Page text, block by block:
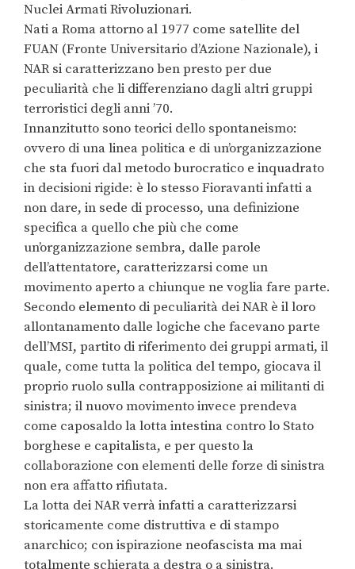
Nuclei Armati Rivoluzionari.
Nati a Roma attorno al 1977 come satellite del
FUAN (Fronte Universitario d’Azione Nazionale), i
NAR si caratterizzano ben presto per due
peculiarità che li differenziano dagli altri gruppi
terroristici degli anni ’70.
Innanzitutto sono teorici dello spontaneismo:
ovvero di una linea politica e di un’organizzazione
che sta fuori dal metodo burocratico e inquadrato
in decisioni rigide: è lo stesso Fioravanti infatti a
non dare, in sede di processo, una definizione
specifica a quello che più che come
un’organizzazione sembra, dalle parole
dell’attentatore, caratterizzarsi come un
movimento aperto a chiunque ne voglia fare parte.
Secondo elemento di peculiarità dei NAR è il loro
allontanamento dalle logiche che facevano parte
dell’MSI, partito di riferimento dei gruppi armati, il
quale, come tutta la politica del tempo, giocava il
proprio ruolo sulla contrapposizione ai militanti di
sinistra; il nuovo movimento invece prendeva
come caposaldo la lotta intestina contro lo Stato
borghese e capitalista, e per questo la
collaborazione con elementi delle forze di sinistra
non era affatto rifiutata.
La lotta dei NAR verrà infatti a caratterizzarsi
storicamente come distruttiva e di stampo
anarchico; con ispirazione neofascista ma mai
totalmente schierata a destra o a sinistra.